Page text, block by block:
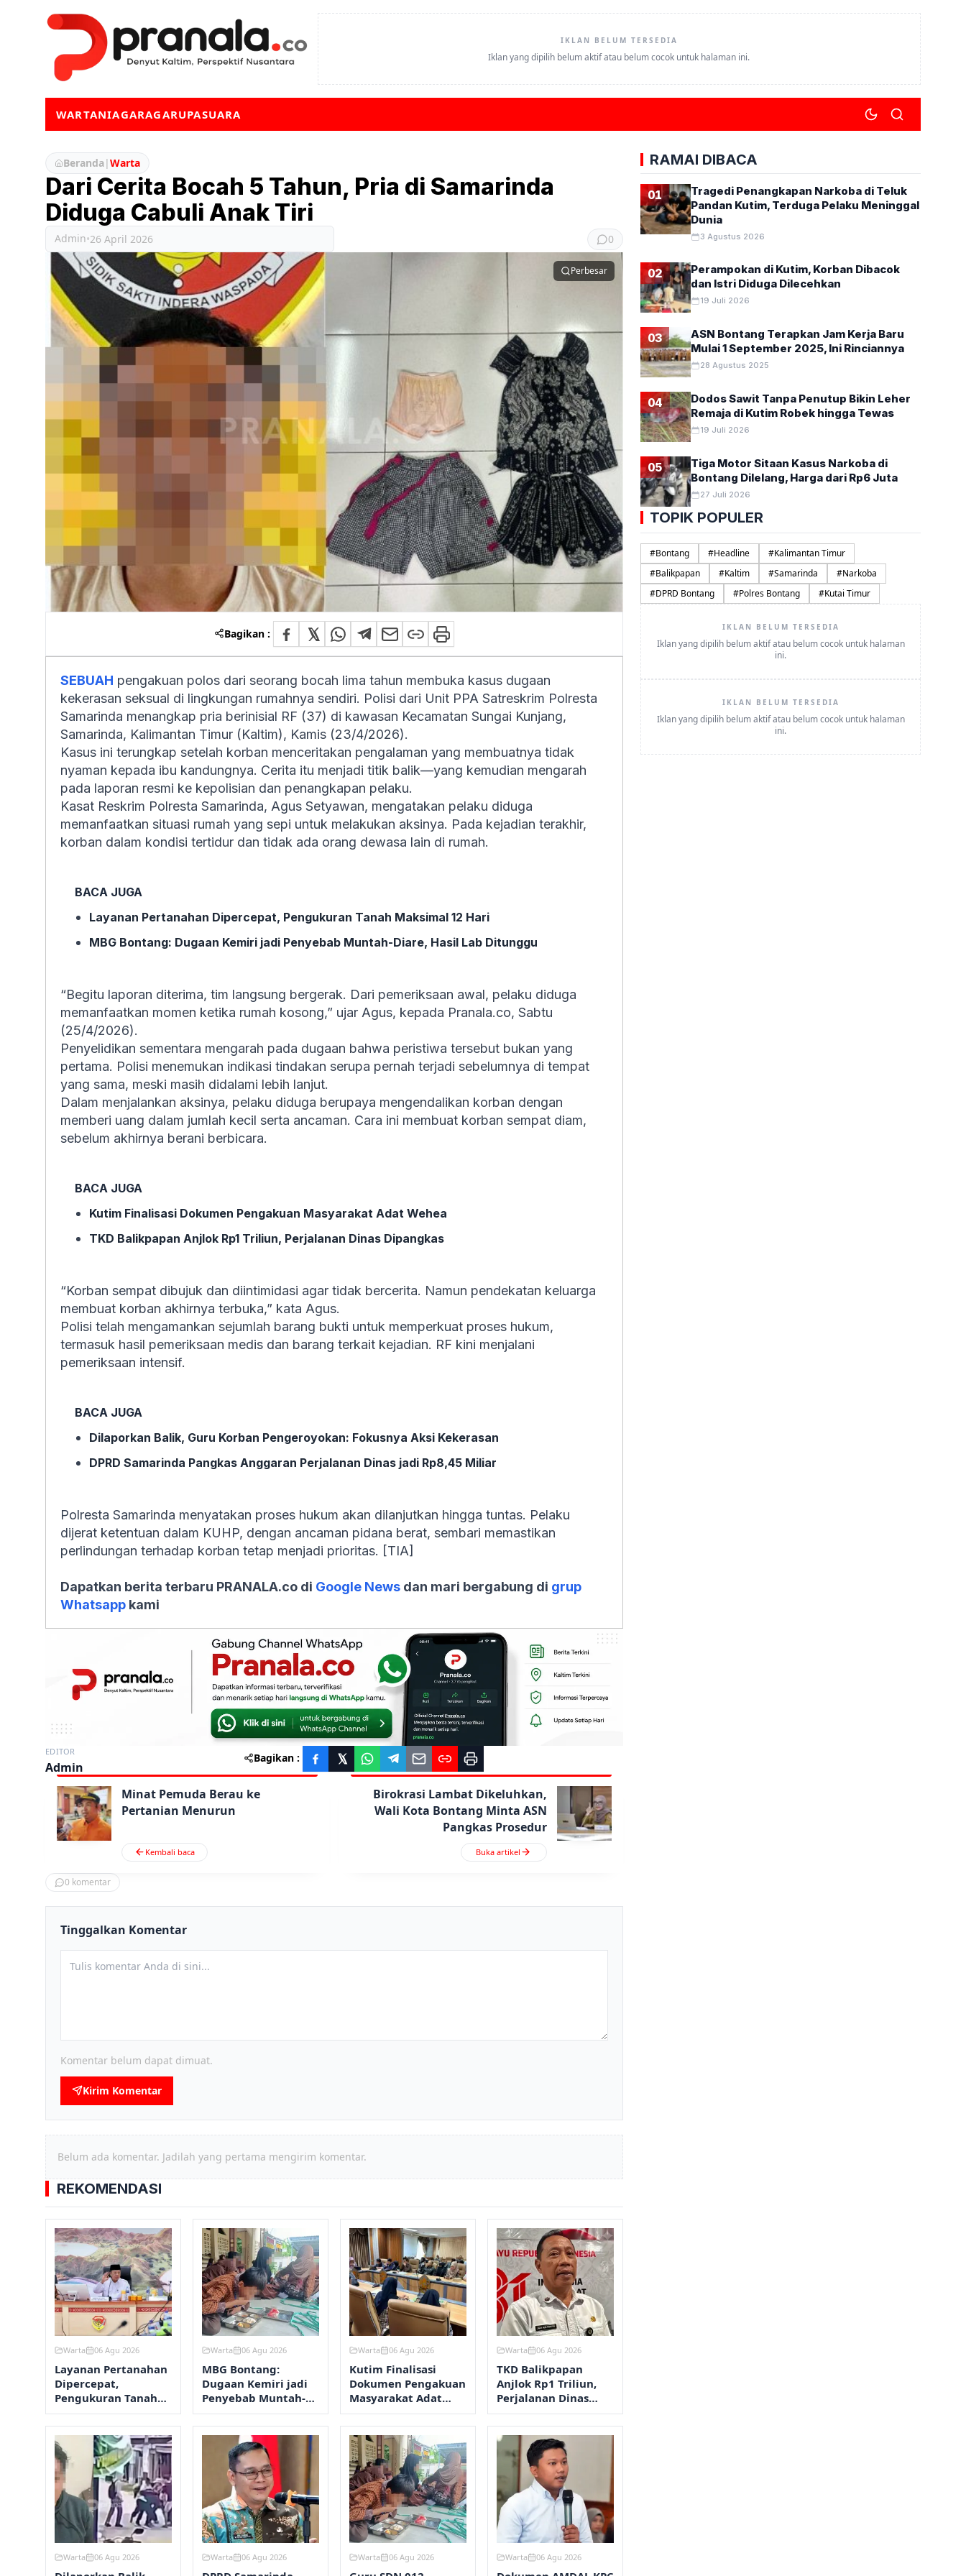
IKLAN BELUM TERSEDIA
Iklan yang dipilih belum aktif atau belum cocok untuk halaman ini.
WARTANIAGARAGARUPASUARA
Beranda|Warta
Dari Cerita Bocah 5 Tahun, Pria di Samarinda
Diduga Cabuli Anak Tiri
Admin•26 April 2026 0
Perbesar
Bagikan :
SEBUAH pengakuan polos dari seorang bocah lima tahun membuka kasus dugaan
kekerasan seksual di lingkungan rumahnya sendiri. Polisi dari Unit PPA Satreskrim Polresta
Samarinda menangkap pria berinisial RF (37) di kawasan Kecamatan Sungai Kunjang,
Samarinda, Kalimantan Timur (Kaltim), Kamis (23/4/2026).
Kasus ini terungkap setelah korban menceritakan pengalaman yang membuatnya tidak
nyaman kepada ibu kandungnya. Cerita itu menjadi titik balik—yang kemudian mengarah
pada laporan resmi ke kepolisian dan penangkapan pelaku.
Kasat Reskrim Polresta Samarinda, Agus Setyawan, mengatakan pelaku diduga
memanfaatkan situasi rumah yang sepi untuk melakukan aksinya. Pada kejadian terakhir,
korban dalam kondisi tertidur dan tidak ada orang dewasa lain di rumah.
BACA JUGA
Layanan Pertanahan Dipercepat, Pengukuran Tanah Maksimal 12 Hari
MBG Bontang: Dugaan Kemiri jadi Penyebab Muntah-Diare, Hasil Lab Ditunggu
“Begitu laporan diterima, tim langsung bergerak. Dari pemeriksaan awal, pelaku diduga
memanfaatkan momen ketika rumah kosong,” ujar Agus, kepada Pranala.co, Sabtu
(25/4/2026).
Penyelidikan sementara mengarah pada dugaan bahwa peristiwa tersebut bukan yang
pertama. Polisi menemukan indikasi tindakan serupa pernah terjadi sebelumnya di tempat
yang sama, meski masih didalami lebih lanjut.
Dalam menjalankan aksinya, pelaku diduga berupaya mengendalikan korban dengan
memberi uang dalam jumlah kecil serta ancaman. Cara ini membuat korban sempat diam,
sebelum akhirnya berani berbicara.
BACA JUGA
Kutim Finalisasi Dokumen Pengakuan Masyarakat Adat Wehea
TKD Balikpapan Anjlok Rp1 Triliun, Perjalanan Dinas Dipangkas
“Korban sempat dibujuk dan diintimidasi agar tidak bercerita. Namun pendekatan keluarga
membuat korban akhirnya terbuka,” kata Agus.
Polisi telah mengamankan sejumlah barang bukti untuk memperkuat proses hukum,
termasuk hasil pemeriksaan medis dan barang terkait kejadian. RF kini menjalani
pemeriksaan intensif.
BACA JUGA
Dilaporkan Balik, Guru Korban Pengeroyokan: Fokusnya Aksi Kekerasan
DPRD Samarinda Pangkas Anggaran Perjalanan Dinas jadi Rp8,45 Miliar
Polresta Samarinda menyatakan proses hukum akan dilanjutkan hingga tuntas. Pelaku
dijerat ketentuan dalam KUHP, dengan ancaman pidana berat, sembari memastikan
perlindungan terhadap korban tetap menjadi prioritas. [TIA]
Dapatkan berita terbaru PRANALA.co di Google News dan mari bergabung di grup
Whatsapp kami
EDITOR
Admin
Bagikan :
Minat Pemuda Berau ke
Pertanian Menurun
Kembali baca
Birokrasi Lambat Dikeluhkan,
Wali Kota Bontang Minta ASN
Pangkas Prosedur
Buka artikel
0 komentar
Tinggalkan Komentar
Komentar belum dapat dimuat.
Kirim Komentar
Belum ada komentar. Jadilah yang pertama mengirim komentar.
REKOMENDASI
Warta 06 Agu 2026
Layanan Pertanahan
Dipercepat,
Pengukuran Tanah
Maksimal 12 Hari
Warta 06 Agu 2026
MBG Bontang:
Dugaan Kemiri jadi
Penyebab Muntah-
Diare, Hasil Lab
Ditunggu
Warta 06 Agu 2026
Kutim Finalisasi
Dokumen Pengakuan
Masyarakat Adat
Wehea
Warta 06 Agu 2026
TKD Balikpapan
Anjlok Rp1 Triliun,
Perjalanan Dinas
Dipangkas
Warta 06 Agu 2026 Warta 06 Agu 2026 Warta 06 Agu 2026 Warta 06 Agu 2026
RAMAI DIBACA
01
Tragedi Penangkapan Narkoba di Teluk
Pandan Kutim, Terduga Pelaku Meninggal
Dunia
3 Agustus 2026
02
Perampokan di Kutim, Korban Dibacok
dan Istri Diduga Dilecehkan
19 Juli 2026
03
ASN Bontang Terapkan Jam Kerja Baru
Mulai 1 September 2025, Ini Rinciannya
28 Agustus 2025
04
Dodos Sawit Tanpa Penutup Bikin Leher
Remaja di Kutim Robek hingga Tewas
19 Juli 2026
05
Tiga Motor Sitaan Kasus Narkoba di
Bontang Dilelang, Harga dari Rp6 Juta
27 Juli 2026
TOPIK POPULER
#Bontang #Headline #Kalimantan Timur
#Balikpapan #Kaltim #Samarinda #Narkoba
#DPRD Bontang #Polres Bontang #Kutai Timur
IKLAN BELUM TERSEDIA
Iklan yang dipilih belum aktif atau belum cocok untuk halaman
ini.
IKLAN BELUM TERSEDIA
Iklan yang dipilih belum aktif atau belum cocok untuk halaman
ini.